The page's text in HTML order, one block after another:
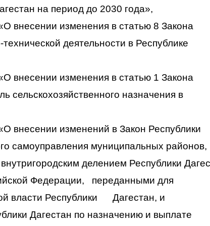
на период до 2030 года»,
внесении изменения в статью 8 Закона
деятельности в Республике
внесении изменения в статью 1 Закона
сельскохозяйственного назначения в
внесении изменений в Закон Республики
самоуправления муниципальных районов,
внутригородским делением Республики
Федерации, переданными для
власти Республики Дагестан, и
Дагестан по назначению и выплате